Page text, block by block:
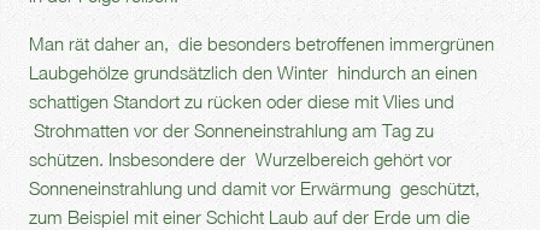
Man rät daher an, die besonders betroffenen immergrünen
Laubgehölze grundsätzlich den Winter hindurch an einen
schattigen Standort zu rücken oder diese mit Vlies und
Strohmatten vor der Sonneneinstrahlung am Tag zu
schützen. Insbesondere der Wurzelbereich gehört vor
Sonneneinstrahlung und damit vor Erwärmung geschützt,
zum Beispiel mit einer Schicht Laub auf der Erde um die